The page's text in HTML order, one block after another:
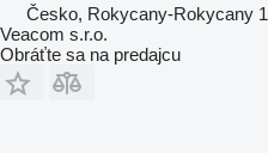
Česko, Rokycany-Rokycany 1
Veacom s.r.o.
Obráťte sa na predajcu